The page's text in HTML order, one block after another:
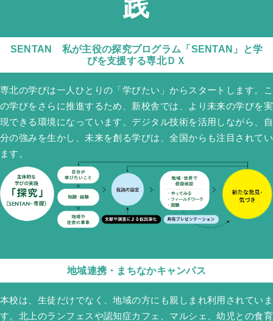
SENTAN 私が主役の探究プログラム「SENTAN」と学
びを支援する専北ＤＸ
専北の学びは一人ひとりの「学びたい」からスタートします。こ
の学びをさらに推進するため、新校舎では、より未来の学びを実
現できる環境になっています。デジタル技術を活用しながら、自
分の強みを生かし、未来を創る学びは、全国からも注目されてい
ます。
地域連携・まちなかキャンパス
本校は、生徒だけでなく、地域の方にも親しまれ利用されていま
す。北上のランフェスや認知症カフェ、マルシェ、幼児との食育